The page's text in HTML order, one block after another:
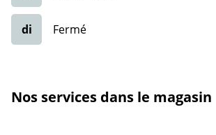
di Fermé
Nos services dans le magasin